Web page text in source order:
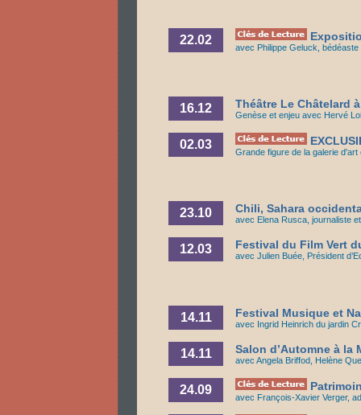
22.02
avec Philippe Geluck,
16.12 Théâtre Le Châtelard
Genèse et enjeu avec Hervé
02.03
Grande figure de la galerie d'art
23.10 Chili, Sahara
avec Elena Rusca, journaliste
12.03 Festival du Film Vert
avec Julien Buée, Président
14.11 Festival Musique et
avec Ingrid Heinrich du jardin
14.11 Salon d’Automne à la
avec Angela Briffod, Helène
24.09
avec François-Xavier Verger,